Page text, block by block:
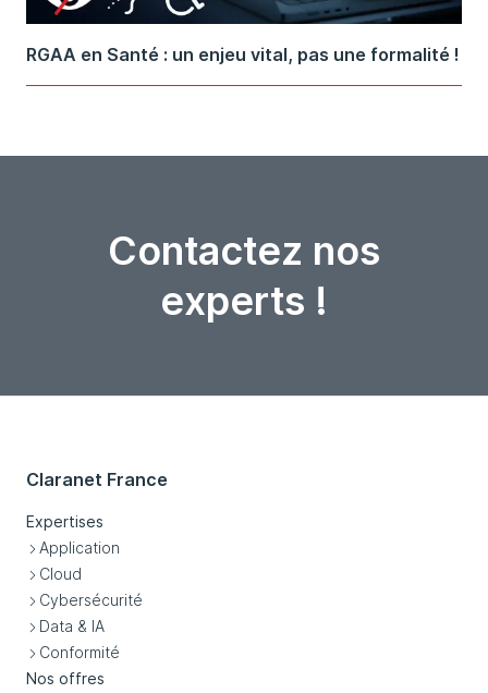
RGAA en Santé : un enjeu vital, pas une formalité !
Contactez nos
experts !
Claranet France
Expertises
Application
Cloud
Cybersécurité
Data & IA
Conformité
Nos offres